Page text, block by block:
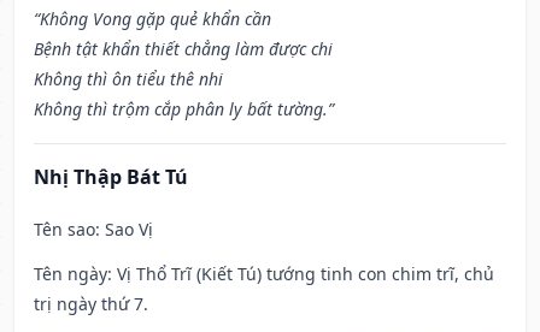
“Không Vong gặp quẻ khẩn cần
Bệnh tật khẩn thiết chẳng làm được chi
Không thì ôn tiểu thê nhi
Không thì trộm cắp phân ly bất tường.”
Nhị Thập Bát Tú
Tên sao: Sao Vị
Tên ngày: Vị Thổ Trĩ (Kiết Tú) tướng tinh con chim trĩ, chủ
trị ngày thứ 7.